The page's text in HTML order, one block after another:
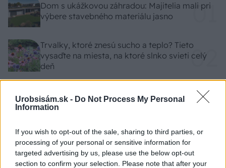
Urobsisám.sk - Do Not Process My Personal
Information
If you wish to opt-out of the sale, sharing to third parties, or
processing of your personal or sensitive information for
targeted advertising by us, please use the below opt-out
section to confirm your selection. Please note that after your
Dom s ukážkovou záhradou: Majitelia mali pri
výbere stavebného materiálu jasno
Trvalky, ktoré znesú sucho a teplo? Tieto
vysaďte na miesta, na ktoré slnko svieti celý
deň
Nekupujte drahé lapače: Vyrobte si za 5 minút
domácu pascu na osy a sršne, ktorá ich
nepustí von
Zapnutá klimatizácia celý deň? Pozrite sa,
koľko vás stojí a prečo sa oplatí zapnúť aj
ventilátor